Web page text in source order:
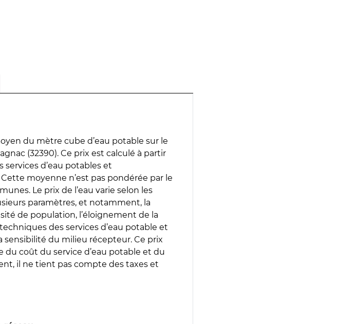
du mètre cube d’eau potable sur le
(32390). Ce prix est calculé à partir
services d’eau potables et
moyenne n’est pas pondérée par le
Le prix de l’eau varie selon les
paramètres, et notamment, la
de population, l’éloignement de la
des services d’eau potable et
sensibilité du milieu récepteur. Ce prix
du coût du service d’eau potable et du
il ne tient pas compte des taxes et